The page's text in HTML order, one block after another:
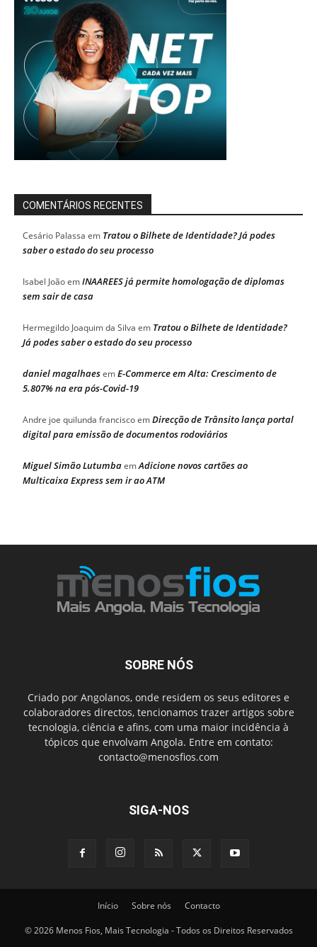
COMENTÁRIOS RECENTES
Cesário Palassa em Tratou o Bilhete de Identidade? Já podes
saber o estado do seu processo
Isabel JoãoemINAAREES já permite homologação de diplomas
sem sair de casa
Hermegildo Joaquim da Silva em Tratou o Bilhete de Identidade?
Já podes saber o estado do seu processo
daniel magalhaesemE-Commerce em Alta: Crescimento de
5.807% na era pós-Covid-19
Andre joe quilunda franciscoemDirecção de Trânsito lança portal
digital para emissão de documentos rodoviários
Miguel Simão LutumbaemAdicione novos cartões ao
Multicaixa Express sem ir ao ATM
SOBRE NÓS
Criado por Angolanos, onde residem os seus editores e
colaboradores directos, tencionamos trazer artigos sobre
tecnologia, ciência e afins, com uma maior incidência à
tópicos que envolvam Angola. Entre em contato:
contacto@menosfios.com
SIGA-NOS
Início Sobre nós Contacto
© 2026 Menos Fios, Mais Tecnologia - Todos os Direitos Reservados